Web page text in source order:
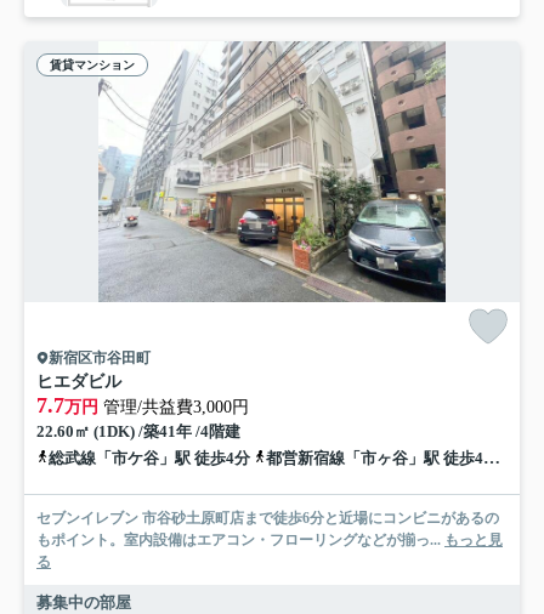
賃貸マンション
新宿区市谷田町
ヒエダビル
7.7万円 管理/共益費3,000円
22.60㎡ (1DK) /築41年 /4階建
総武線「市ケ谷」駅 徒歩4分
都営新宿線「市ヶ谷」駅 徒歩4分
セブンイレブン 市谷砂土原町店まで徒歩6分と近場にコンビニがあるの
もポイント。室内設備はエアコン・フローリングなどが揃っ... もっと見
る
募集中の部屋